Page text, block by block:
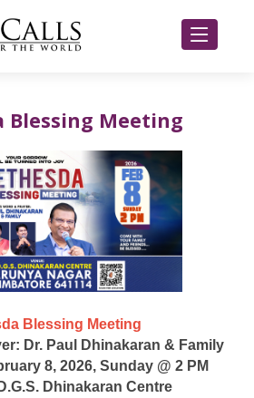
Blessing Meeting
Blessing Meeting
Dr. Paul Dhinakaran & Family
8, 2026, Sunday @ 2 PM
Dhinakaran Centre